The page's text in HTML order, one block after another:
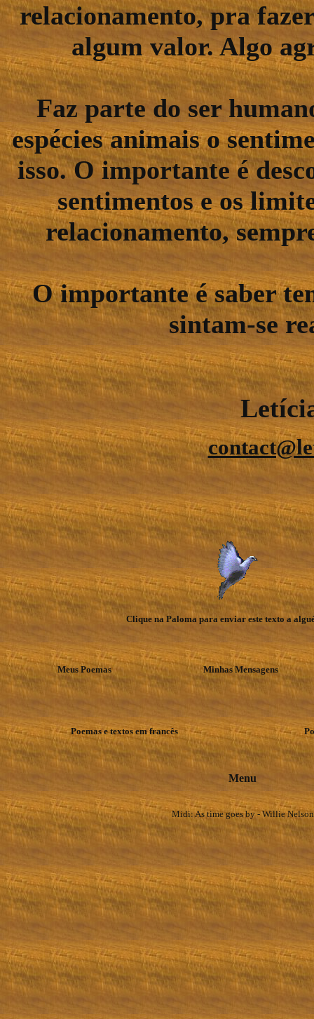
relacionamento, pra
algum valor. Algo
Faz parte do ser
espécies animais o
isso. O importante é
sentimentos e os
relacionamento,
O importante é saber
sintam-se
Clique na Paloma para enviar este texto a
Meus Poemas Minhas Mensagens
Poemas e textos em francês
Menu
Midi: As time goes by - Willie Nelson